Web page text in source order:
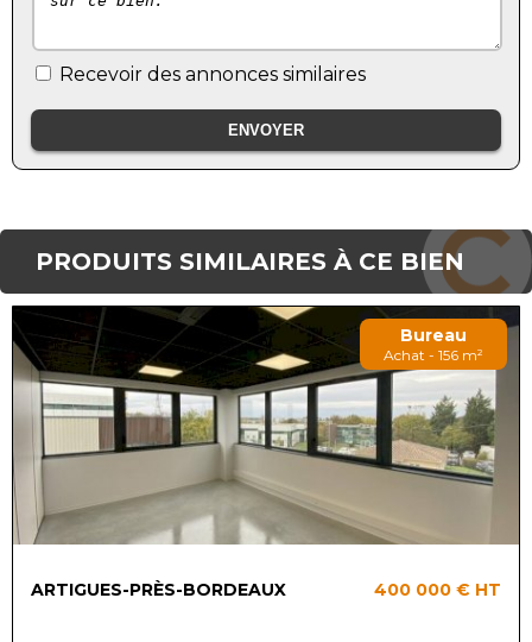
Recevoir des annonces similaires
PRODUITS SIMILAIRES À CE BIEN
Bureau
Achat - 156 m²
ARTIGUES-PRÈS-BORDEAUX 400 000 € HT